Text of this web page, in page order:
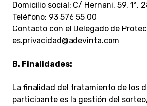
Domicilio social: C/ Hernani, 59, 1ª,
Teléfono: 93 576 55 00
Contacto con el Delegado de
es.privacidad@adevinta.com
B. Finalidades:
La finalidad del tratamiento de los
participante es la gestión del